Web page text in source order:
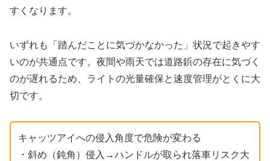
すくなります。
いずれも「踏んだことに気づかなかった」状況で起きやす
いのが共通点です。夜間や雨天では道路鋲の存在に気づく
のが遅れるため、ライトの光量確保と速度管理がとくに大
切です。
キャッツアイへの侵入角度で危険が変わる
・斜め（鈍角）侵入→ハンドルが取られ落車リスク大